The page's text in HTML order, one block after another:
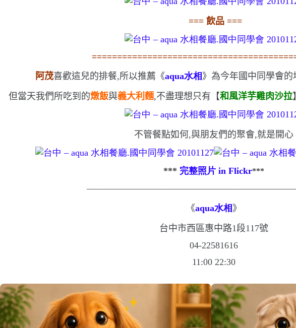
=== 飲品===
阿茂喜歡這兒的排餐,所以推薦《aqua水相 》為今年國中同學會的
但當天我們所吃到的燉飯與義大利麵,不盡理想只有【和風洋芋雞肉沙拉
不管餐點如何,與朋友們的聚會,就是開心
*** 完整照片 in Flickr***
《aqua水相 》
台中市西區惠中路1段117號
04-22581616
11:00 22:30